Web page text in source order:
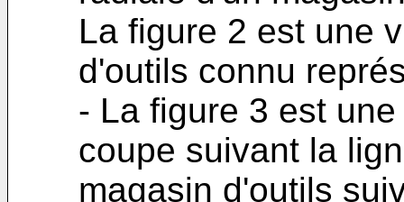
La figure 2 est une
d'outils connu
- La figure 3 est
coupe suivant la
magasin d'outils